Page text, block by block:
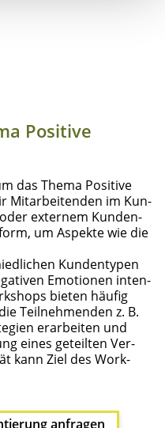
Posi­ti­ve
das The­ma Posi­ti­ve
Mit­ar­bei­ten­den im Kun­
exter­nem Kun­den­
um Aspek­te wie die
Kun­den­ty­pen
Emo­tio­nen inten­
bie­ten häu­fig
Teil­neh­men­den z. B.
erar­bei­ten und
eines geteil­ten Ver­
kann Ziel des Work­
anfragen